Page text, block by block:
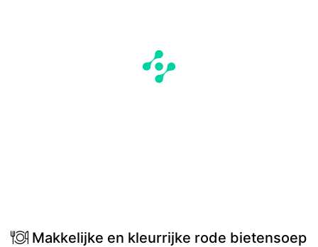
Makkelijke en kleurrijke rode bietensoep